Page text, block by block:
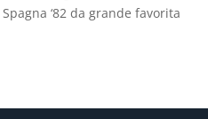
‘82 da grande favorita